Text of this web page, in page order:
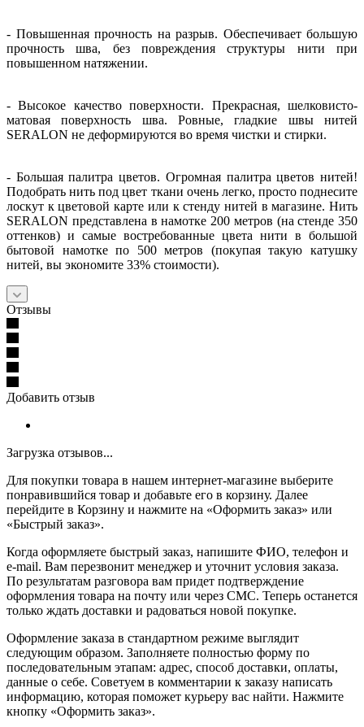
- Повышенная прочность на разрыв. Обеспечивает большую
прочность шва, без повреждения структуры нити при
повышенном натяжении.
- Высокое качество поверхности. Прекрасная, шелковисто-
матовая поверхность шва. Ровные, гладкие швы нитей
SERALON не деформируются во время чистки и стирки.
- Большая палитра цветов. Огромная палитра цветов нитей!
Подобрать нить под цвет ткани очень легко, просто поднесите
лоскут к цветовой карте или к стенду нитей в магазине. Нить
SERALON представлена в намотке 200 метров (на стенде 350
оттенков) и самые востребованные цвета нити в большой
бытовой намотке по 500 метров (покупая такую катушку
нитей, вы экономите 33% стоимости).
Отзывы
Добавить отзыв
Загрузка отзывов...
Для покупки товара в нашем интернет-магазине выберите
понравившийся товар и добавьте его в корзину. Далее
перейдите в Корзину и нажмите на «Оформить заказ» или
«Быстрый заказ».
Когда оформляете быстрый заказ, напишите ФИО, телефон и
e-mail. Вам перезвонит менеджер и уточнит условия заказа.
По результатам разговора вам придет подтверждение
оформления товара на почту или через СМС. Теперь останется
только ждать доставки и радоваться новой покупке.
Оформление заказа в стандартном режиме выглядит
следующим образом. Заполняете полностью форму по
последовательным этапам: адрес, способ доставки, оплаты,
данные о себе. Советуем в комментарии к заказу написать
информацию, которая поможет курьеру вас найти. Нажмите
кнопку «Оформить заказ».